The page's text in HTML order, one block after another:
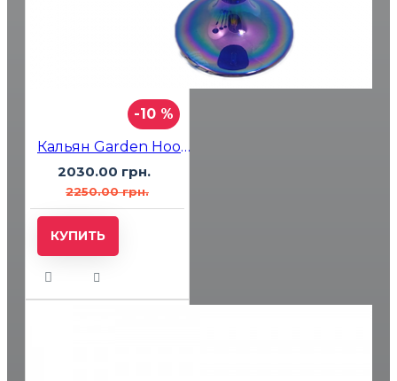
-10 %
Кальян Garden Hookah Blue 6142-1
2030.00 грн.
2250.00 грн.
КУПИТЬ